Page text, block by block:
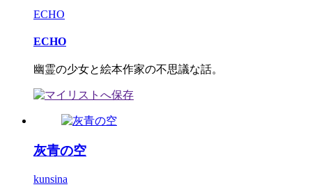
ECHO
ECHO
幽霊の少女と絵本作家の不思議な話。
灰青の空
kunsina